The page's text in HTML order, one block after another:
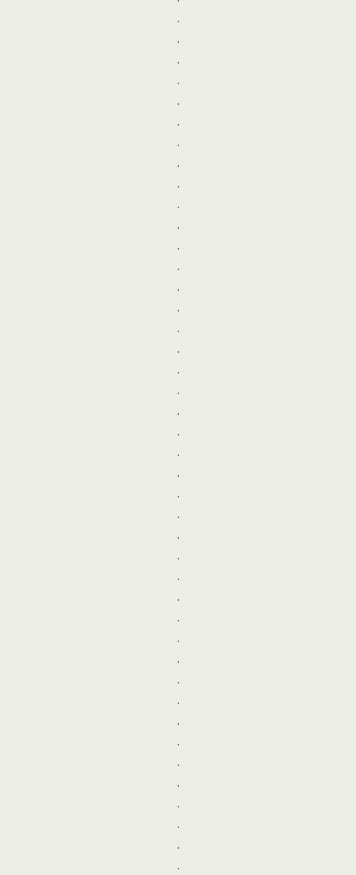
.
.
.
.
.
.
.
.
.
.
.
.
.
.
.
.
.
.
.
.
.
.
.
.
.
.
.
.
.
.
.
.
.
.
.
.
.
.
.
.
.
.